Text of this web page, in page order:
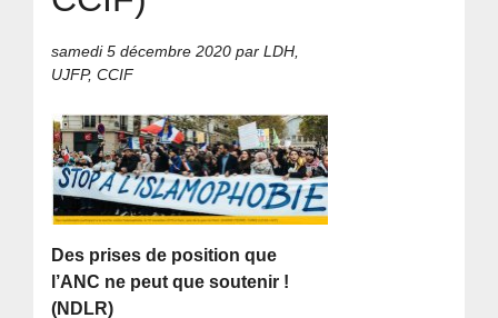
samedi 5 décembre 2020 par LDH,
UJFP, CCIF
Des prises de position que
l’ANC ne peut que soutenir !
(NDLR)